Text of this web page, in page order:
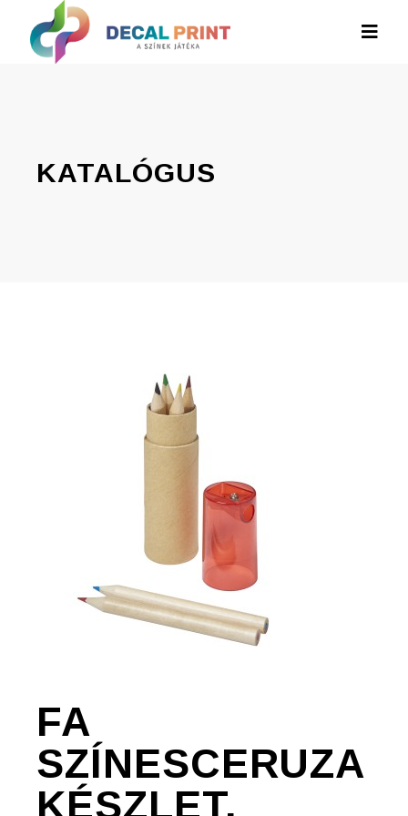
KATALÓGUS
FA
SZÍNESCERUZA
KÉSZLET,